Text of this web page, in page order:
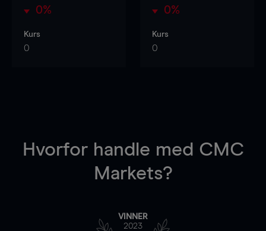
0%
Kurs
0
0%
Kurs
0
Hvorfor handle med CMC
Markets?
VINNER
2023